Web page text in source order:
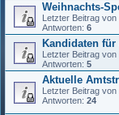
Weihnachts-
Letzter Beitrag von
Antworten: 6
Kandidaten
Letzter Beitrag von
Antworten: 5
Aktuelle
Letzter Beitrag von
Antworten: 24